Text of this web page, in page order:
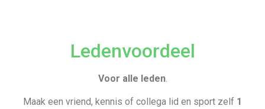
Ledenvoordeel
Voor alle leden.
Maak een vriend, kennis of collega lid en sport zelf 1